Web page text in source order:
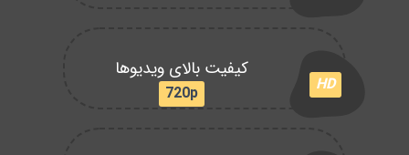
HD
کیفیت بالای ویدیوها
720p